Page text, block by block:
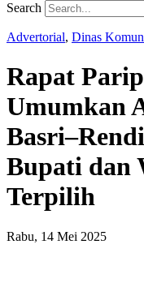
Search
Advertorial, Dinas
Rapat
Umumkan
Bupati dan
Terpilih
Rabu, 14 Mei 2025